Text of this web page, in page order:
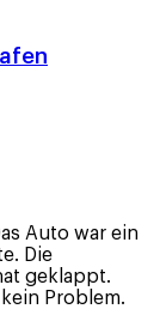
Auto war ein
Die
geklappt.
Problem.